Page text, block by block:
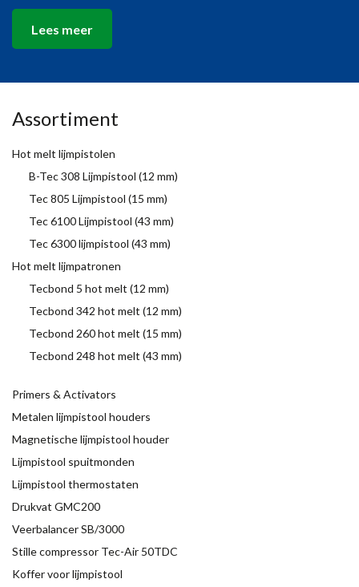
Lees meer
Assortiment
Hot melt lijmpistolen
B-Tec 308 Lijmpistool (12 mm)
Tec 805 Lijmpistool (15 mm)
Tec 6100 Lijmpistool (43 mm)
Tec 6300 lijmpistool (43 mm)
Hot melt lijmpatronen
Tecbond 5 hot melt (12 mm)
Tecbond 342 hot melt (12 mm)
Tecbond 260 hot melt (15 mm)
Tecbond 248 hot melt (43 mm)
Primers & Activators
Metalen lijmpistool houders
Magnetische lijmpistool houder
Lijmpistool spuitmonden
Lijmpistool thermostaten
Drukvat GMC200
Veerbalancer SB/3000
Stille compressor Tec-Air 50TDC
Koffer voor lijmpistool